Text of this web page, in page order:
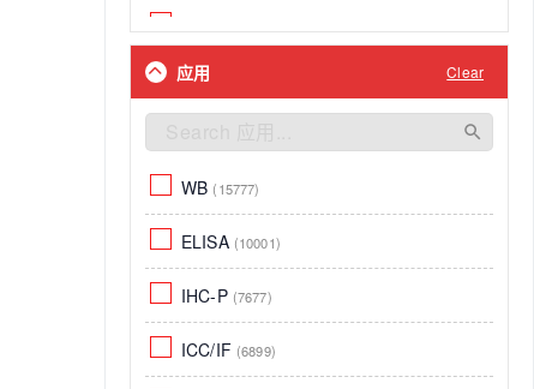
mTOR signaling pathway
Notch signaling pathway
Metabolism(20)
Microbiology
Developmental Biology
Fluor647
Fluor430(37)
Biotin(37)
Fluor532(37)
Fluor488(37)
应用 Clear
WB (15777)
ELISA (10001)
IHC-P (7677)
ICC/IF (6899)
Chikungunya virus (strain 38005)
(CHIKV)
Ferret(1)
Guineapig
Chikungunya virus (strain 38004)
(CHIKV)(1)
Rate(1)